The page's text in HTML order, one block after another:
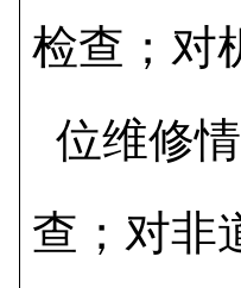
检查；对
位维修
查；对非